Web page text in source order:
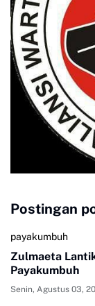
Postingan
payakumbuh
Zulmaeta
Payakumbuh
Senin, Agustus 03,